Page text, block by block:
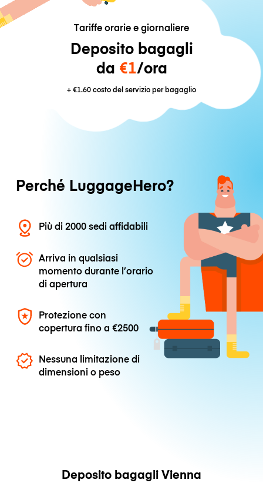
Tariffe orarie e giornaliere
Deposito bagagli
da €1/ora
+€1.60costo del servizio per bagaglio
Perché LuggageHero?
Più di 2000 sedi affidabili
Arriva in qualsiasi
momento durante l’orario
di apertura
Protezione con
copertura fino a€2500
Nessuna limitazione di
dimensioni o peso
Deposito bagagli Vienna